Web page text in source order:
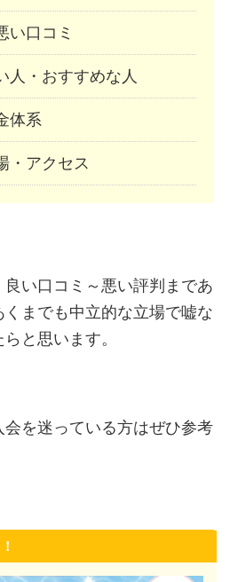
い口コミ
人・おすすめな人
体系
・アクセス
い口コミ～悪い評判まであ
くまでも中立的な立場で嘘な
と思います。
会を迷っている方はぜひ参考